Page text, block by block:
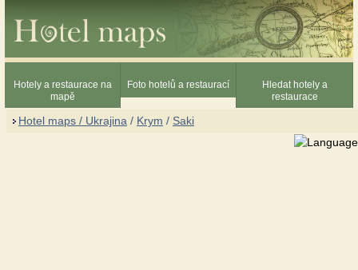
Hotely a restaurace na
mapě
Foto hotelů a restaurací
Hledat hotely a
restaurace
Hotel maps / Ukrajina / Krym / Saki